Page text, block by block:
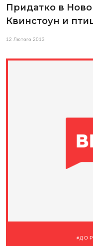
Придатко в
Квинстоун и
12 Лютого 2013